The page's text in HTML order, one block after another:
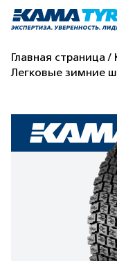
Главная страница
Легковые зимние